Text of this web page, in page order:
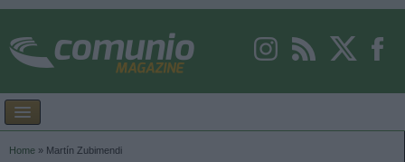
Home » Martín Zubimendi